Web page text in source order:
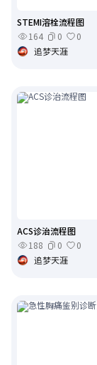
STEMI溶栓流程图
164
0
0
追梦天涯
ACS诊治流程图
188
0
0
追梦天涯